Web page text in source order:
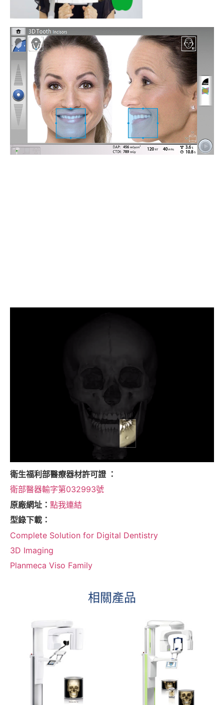
衛生福利部醫療器材許可證 ：
衛部醫器輸字第032993號
原廠網址： 點我連結
型錄下載：
Complete Solution for Digital Dentistry
3D Imaging
Planmeca Viso Family
相關產品